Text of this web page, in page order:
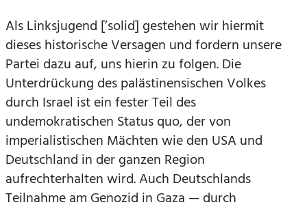
Als Linksjugend [’solid] gestehen wir hiermit
dieses historische Versagen und fordern unsere
Partei dazu auf, uns hierin zu folgen. Die
Unterdrückung des palästinensischen Volkes
durch Israel ist ein fester Teil des
undemokratischen Status quo, der von
imperialistischen Mächten wie den USA und
Deutschland in der ganzen Region
aufrechterhalten wird. Auch Deutschlands
Teilnahme am Genozid in Gaza — durch